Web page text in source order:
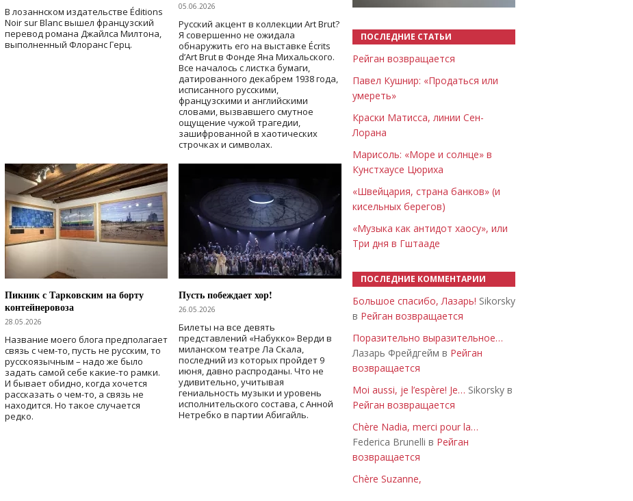
В лозаннском издательстве Éditions
Noir sur Blanc вышел французский
перевод романа Джайлса Милтона,
выполненный Флоранс Герц.
05.06.2026
Русский акцент в коллекции Art Brut?
Я совершенно не ожидала
обнаружить его на выставке Écrits
d’Art Brut в Фонде Яна Михальского.
Все началось с листка бумаги,
датированного декабрем 1938 года,
исписанного русскими,
французскими и английскими
словами, вызвавшего смутное
ощущение чужой трагедии,
зашифрованной в хаотических
строчках и символах.
Пикник с Тарковским на борту
контейнеровоза
28.05.2026
Название моего блога предполагает
связь с чем-то, пусть не русским, то
русскоязычным – надо же было
задать самой себе какие-то рамки.
И бывает обидно, когда хочется
рассказать о чем-то, а связь не
находится. Но такое случается
редко.
Пусть побеждает хор!
26.05.2026
Билеты на все девять
представлений «Набукко» Верди в
миланском театре Ла Скала,
последний из которых пройдет 9
июня, давно распроданы. Что не
удивительно, учитывая
гениальность музыки и уровень
исполнительского состава, с Анной
Нетребко в партии Абигайль.
ПОСЛЕДНИЕ СТАТЬИ
Рейган возвращается
Павел Кушнир: «Продаться или
умереть»
Краски Матисса, линии Сен-
Лорана
Марисоль: «Море и солнце» в
Кунстхаусе Цюриха
«Швейцария, страна банков» (и
кисельных берегов)
«Музыка как антидот хаосу», или
Три дня в Гштааде
ПОСЛЕДНИЕ КОММЕНТАРИИ
Большое спасибо, Лазарь! Sikorsky
в Рейган возвращается
Поразительно выразительное…
Лазарь Фрейдгейм в Рейган
возвращается
Moi aussi, je l’espère! Je… Sikorsky в
Рейган возвращается
Chère Nadia, merci pour la…
Federica Brunelli в Рейган
возвращается
Chère Suzanne,